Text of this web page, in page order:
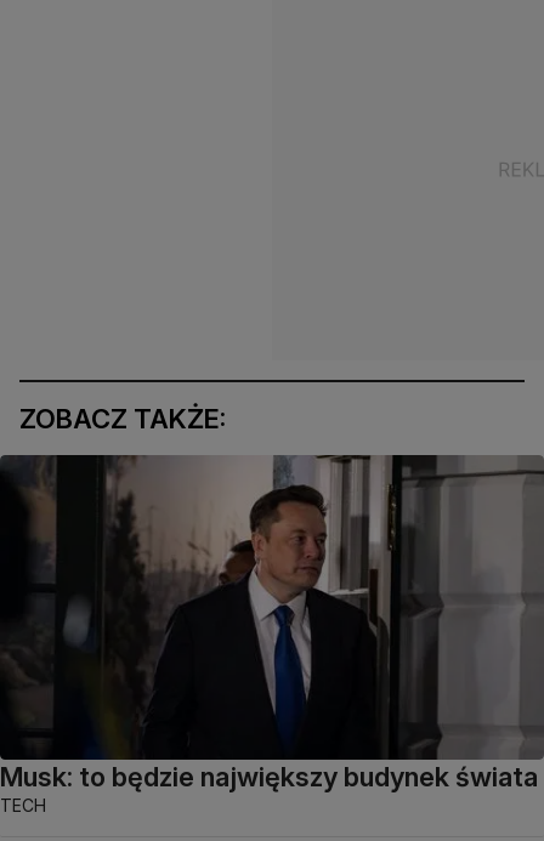
ZOBACZ TAKŻE:
Musk: to będzie największy budynek świata
TECH